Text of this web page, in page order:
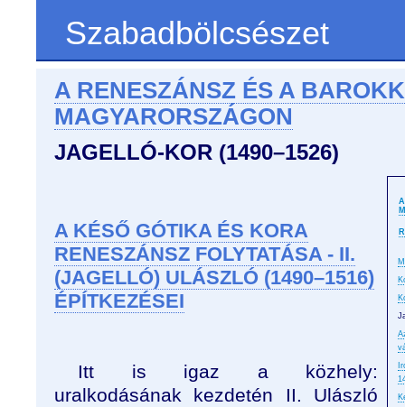
Szabadbölcsészet
A RENESZÁNSZ ÉS A
MAGYARORSZÁGON
JAGELLÓ-KOR (1490–1526)
A KÉSŐ GÓTIKA ÉS KORA
RENESZÁNSZ FOLYTATÁSA - II.
(JAGELLÓ) ULÁSZLÓ (1490–1516)
ÉPÍTKEZÉSEI
Itt is igaz a közhely:
uralkodásának kezdetén II. Ulászló